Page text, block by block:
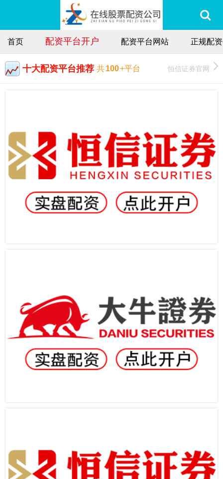
首页 配资平台开户 配资平台网站 正规配
十大配资平台推荐 共100+平台 恒信证券官网